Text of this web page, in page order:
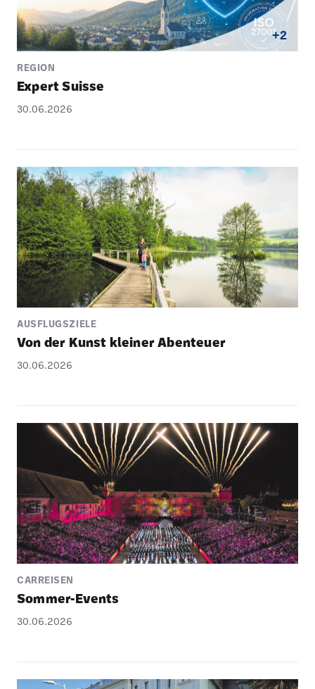
+2
REGION
Expert Suisse
30.06.2026
AUSFLUGSZIELE
Von der Kunst kleiner Aben­teuer
30.06.2026
CARREISEN
Sommer-Events
30.06.2026